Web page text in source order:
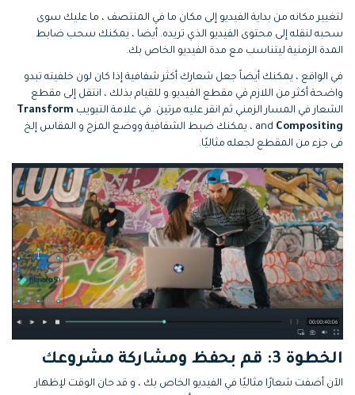
لتغيير مكانه من بداية الفيديو إلى مكان ما في المنتصف ، ما عليك سوى
سحبه لنقله إلى محتوى الفيديو الذي تريده. أيضا ، يمكنك سحب ضابط
المدة الزمنية ليتناسب مع مدة الفيديو الخاص بك.
في الواقع ، يمكنك أيضاً جعل شعارك أكثر شفافية إذا كان لون خلفيته تبدو
واضحة أكثر من اللازم في مقطع الفيديو.و للقيام بذلك ، انتقل إلى مقطع
الشعار في المسار الزمني ثم انقر عليه مرتين. في علامة التبويب Transform
and Compositing
، يمكنك ضبط الشفافية ووضع المزج و المقاس إلخ
فى جزء من المقطع لجعله مثاليًا.
الخطوة 3: قم بحفظ ومشاركة مشروعك
الآن أضفت شعارًا مثاليًا في الفيديو الخاص بك ، و قد حان الوقت لإظهار